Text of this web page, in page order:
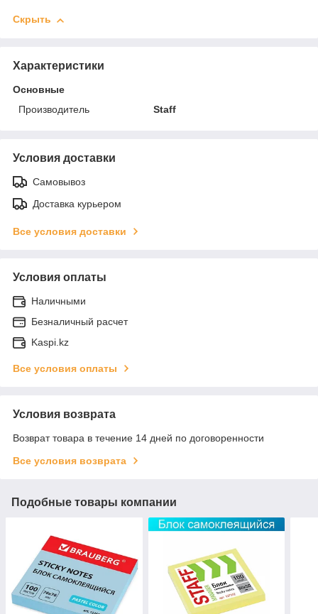
Скрыть
Характеристики
Основные
Производитель
Staff
Условия доставки
Самовывоз
Доставка курьером
Все условия доставки
Условия оплаты
Наличными
Безналичный расчет
Kaspi.kz
Все условия оплаты
Условия возврата
Возврат товара в течение 14 дней по договоренности
Все условия возврата
Подобные товары компании